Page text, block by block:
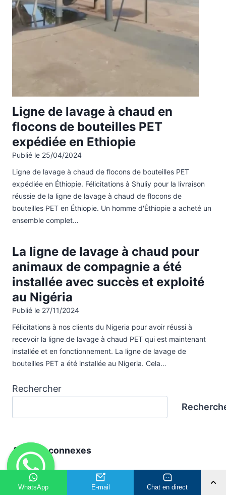
Ligne de lavage à chaud en
flocons de bouteilles PET
expédiée en Ethiopie
Publié le 25/04/2024
Ligne de lavage à chaud de flocons de bouteilles PET
expédiée en Éthiopie. Félicitations à Shuliy pour la livraison
réussie de la ligne de lavage à chaud de flocons de
bouteilles PET en Éthiopie. Un homme d'Éthiopie a acheté un
ensemble complet…
La ligne de lavage à chaud pour
animaux de compagnie a été
installée avec succès et exploité
au Nigéria
Publié le 27/11/2024
Félicitations à nos clients du Nigeria pour avoir réussi à
recevoir la ligne de lavage à chaud PET qui est maintenant
installée et en fonctionnement. La ligne de lavage de
bouteilles PET a été installée au Nigeria. Cela…
Rechercher
Articles connexes
WhatsApp E-mail Chat en direct